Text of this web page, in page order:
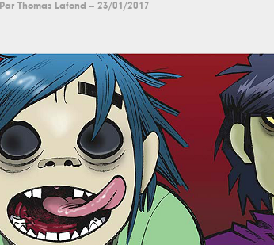
Par Thomas Lafond -- 23/01/2017